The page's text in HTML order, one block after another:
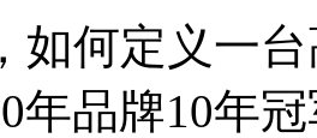
如何定义一
年品牌10年